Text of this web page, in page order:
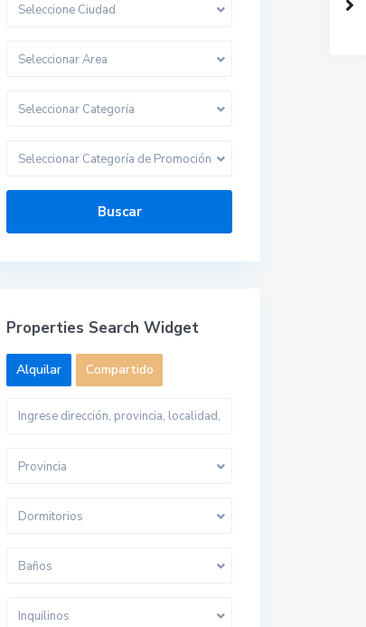
Seleccione Ciudad
Seleccionar Area
Seleccionar Categoría
Seleccionar Categoría de Promoción
Buscar
Properties Search Widget
Alquilar Compartido
Provincia
Dormitorios
Baños
Inquilinos